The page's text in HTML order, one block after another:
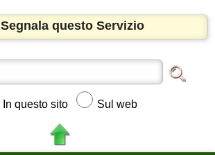
Segnala questo Servizio
In questo sito Sul web